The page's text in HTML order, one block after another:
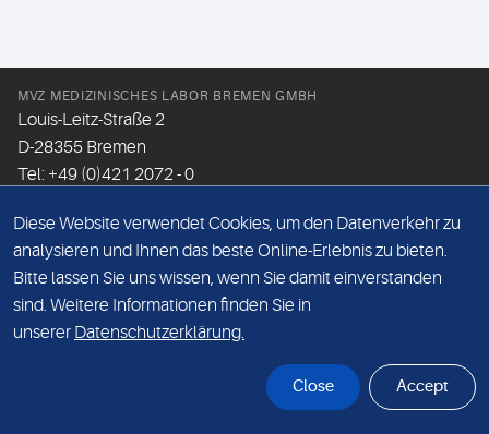
MVZ MEDIZINISCHES LABOR BREMEN GMBH
Louis-Leitz-Straße 2
D-28355 Bremen
Tel: +49 (0)421 2072 - 0
Email:info@mlhb.de
DATENSCHUTZ
IMPRESSUM
Diese Website verwendet Cookies, um den Datenverkehr zu
analysieren und Ihnen das beste Online-Erlebnis zu bieten.
Bitte lassen Sie uns wissen, wenn Sie damit einverstanden
sind. Weitere Informationen finden Sie in
unserer Datenschutzerklärung.
Close Accept